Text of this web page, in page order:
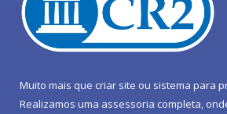
Muito mais que criar site ou sistema para
Realizamos uma assessoria completa,